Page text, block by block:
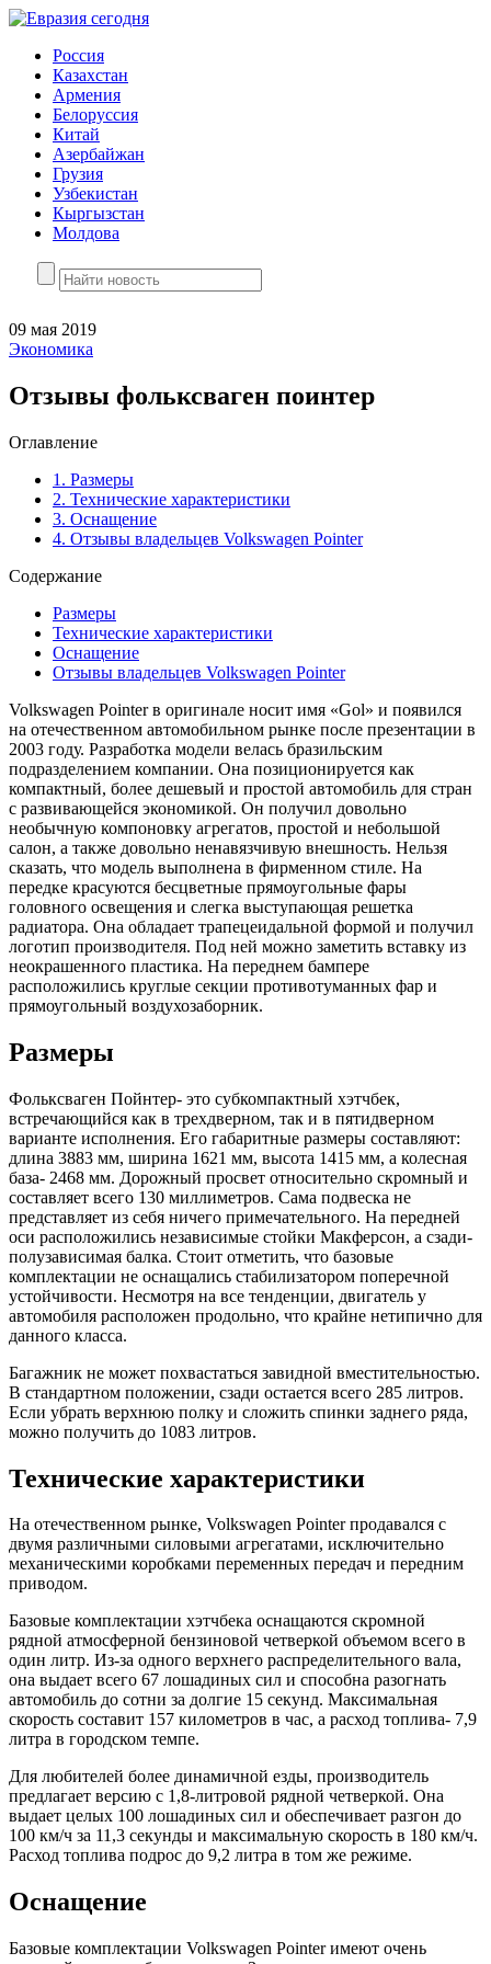
Россия
Казахстан
Армения
Белоруссия
Китай
Азербайжан
Грузия
Узбекистан
Кыргызстан
Молдова
09 мая 2019
Экономика
Отзывы фольксваген поинтер
Оглавление
1. Размеры
2. Технические характеристики
3. Оснащение
4. Отзывы владельцев Volkswagen Pointer
Содержание
Размеры
Технические характеристики
Оснащение
Отзывы владельцев Volkswagen Pointer
Volkswagen Pointer в оригинале носит имя «Gol» и появился
на отечественном автомобильном рынке после презентации в
2003 году. Разработка модели велась бразильским
подразделением компании. Она позиционируется как
компактный, более дешевый и простой автомобиль для стран
с развивающейся экономикой. Он получил довольно
необычную компоновку агрегатов, простой и небольшой
салон, а также довольно ненавязчивую внешность. Нельзя
сказать, что модель выполнена в фирменном стиле. На
передке красуются бесцветные прямоугольные фары
головного освещения и слегка выступающая решетка
радиатора. Она обладает трапецеидальной формой и получил
логотип производителя. Под ней можно заметить вставку из
неокрашенного пластика. На переднем бампере
расположились круглые секции противотуманных фар и
прямоугольный воздухозаборник.
Размеры
Фольксваген Пойнтер- это субкомпактный хэтчбек,
встречающийся как в трехдверном, так и в пятидверном
варианте исполнения. Его габаритные размеры составляют:
длина 3883 мм, ширина 1621 мм, высота 1415 мм, а колесная
база- 2468 мм. Дорожный просвет относительно скромный и
составляет всего 130 миллиметров. Сама подвеска не
представляет из себя ничего примечательного. На передней
оси расположились независимые стойки Макферсон, а сзади-
полузависимая балка. Стоит отметить, что базовые
комплектации не оснащались стабилизатором поперечной
устойчивости. Несмотря на все тенденции, двигатель у
автомобиля расположен продольно, что крайне нетипично для
данного класса.
Багажник не может похвастаться завидной вместительностью.
В стандартном положении, сзади остается всего 285 литров.
Если убрать верхнюю полку и сложить спинки заднего ряда,
можно получить до 1083 литров.
Технические характеристики
На отечественном рынке, Volkswagen Pointer продавался с
двумя различными силовыми агрегатами, исключительно
механическими коробками переменных передач и передним
приводом.
Базовые комплектации хэтчбека оснащаются скромной
рядной атмосферной бензиновой четверкой объемом всего в
один литр. Из-за одного верхнего распределительного вала,
она выдает всего 67 лошадиных сил и способна разогнать
автомобиль до сотни за долгие 15 секунд. Максимальная
скорость составит 157 километров в час, а расход топлива- 7,9
литра в городском темпе.
Для любителей более динамичной езды, производитель
предлагает версию с 1,8-литровой рядной четверкой. Она
выдает целых 100 лошадиных сил и обеспечивает разгон до
100 км/ч за 11,3 секунды и максимальную скорость в 180 км/ч.
Расход топлива подрос до 9,2 литра в том же режиме.
Оснащение
Базовые комплектации Volkswagen Pointer имеют очень